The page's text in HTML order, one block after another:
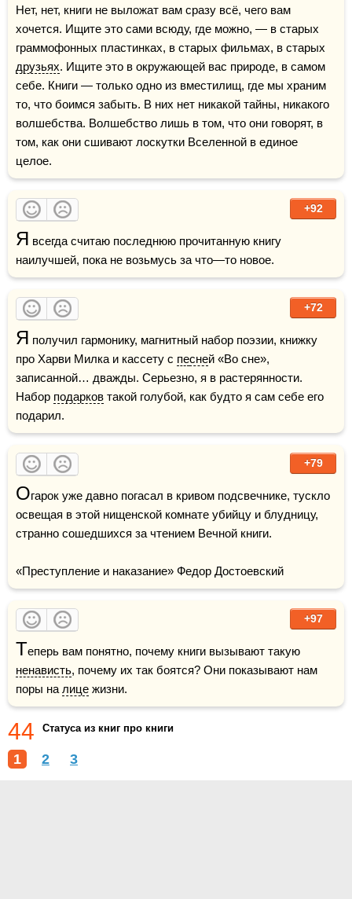
Нет, нет, книги не выложат вам сразу всё, чего вам
хочется. Ищите это сами всюду, где можно, — в старых
друзьях. Ищите это в окружающей вас природе, в самом
себе. Книги — только одно из вместилищ, где мы храним
то, что боимся забыть. В них нет никакой тайны, никакого
волшебства. Волшебство лишь в том, что они говорят, в
том, как они сшивают лоскутки Вселенной в единое
целое.
+92
Я всегда считаю последнюю прочитанную книгу
наилучшей, пока не возьмусь за что—то новое.
+72
Я получил гармонику, магнитный набор поэзии, книжку
про Харви Милка и кассету с песней «Во сне»,
записанной… дважды. Серьезно, я в растерянности.
Набор подарков такой голубой, как будто я сам себе его
подарил.
+79
Огарок уже давно погасал в кривом подсвечнике, тускло
освещая в этой нищенской комнате убийцу и блудницу,
странно сошедшихся за чтением Вечной книги.
«Преступление и наказание» Федор Достоевский
+97
Т
ненависть, почему их так боятся? Они показывают нам
поры на лице жизни.
44 Статуса из книг про книги
1 2 3